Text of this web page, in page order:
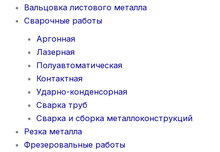
Вальцовка листового металла
Сварочные работы
Аргонная
Лазерная
Полуавтоматическая
Контактная
Ударно-конденсорная
Сварка труб
Сварка и сборка металлоконструкций
Резка металла
Фрезеровальные работы